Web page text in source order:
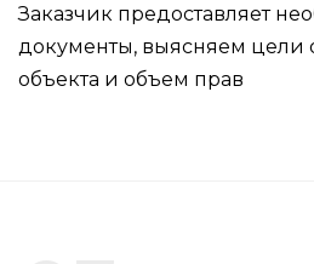
Заказчик предоставляет
документы, выясняем цели
объекта и объем прав